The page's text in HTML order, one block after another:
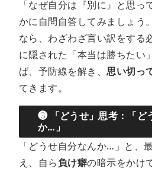
「なぜ自分は『別に』と思
かに自問自答してみましょう
なら、わざわざ言い訳をする
に隠された「本当は勝ちたい
ば、予防線を解き、思い切っ
てきます。
❸ 「どうせ」思考：「ど
か…」
「どうせ自分なんか…」と、
え、自ら負け癖の暗示をかけ